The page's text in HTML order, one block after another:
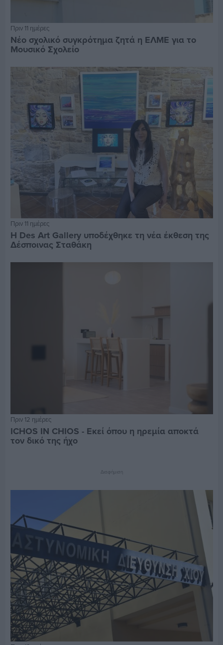
Πριν 11 ημέρες
Νέο σχολικό συγκρότημα ζητά η ΕΛΜΕ για το
Μουσικό Σχολείο
Πριν 11 ημέρες
Η Des Art Gallery υποδέχθηκε τη νέα έκθεση της
Δέσποινας Σταθάκη
Πριν 12 ημέρες
ICHOS IN CHIOS - Εκεί όπου η ηρεμία αποκτά
τον δικό της ήχο
Διαφήμιση